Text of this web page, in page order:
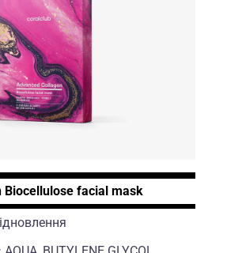
Masks Vertical Presentation
Biocellulose facial mask